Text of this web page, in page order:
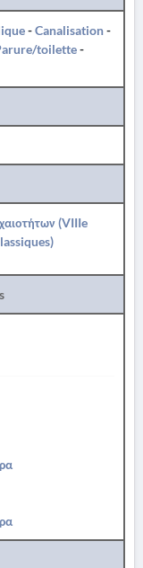
-Canalisation-
toilette-
(VIIIe